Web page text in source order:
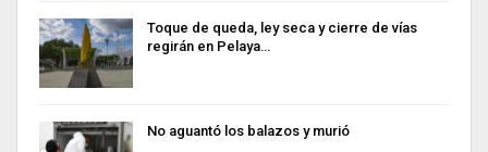
Toque de queda, ley seca y cierre de vías
regirán en Pelaya…
No aguantó los balazos y murió